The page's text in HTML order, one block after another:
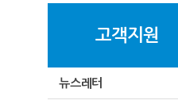
고객지원
뉴스레터